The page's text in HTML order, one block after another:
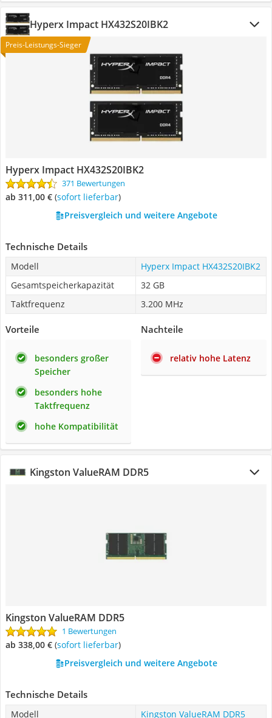
Hyperx Impact HX432S20IBK2
Preis-Leistungs-Sieger
Hyperx Impact HX432S20IBK2
371 Bewertungen
ab 311,00 € ( Sofort lieferbar)
Preisvergleich und weitere Angebote
Technische Details
Modell
Hyperx Impact HX432S20IBK2
Gesamtspeicherkapazität
32 GB
Taktfrequenz
3.200 MHz
Vorteile
besonders großer
Speicher
besonders hohe
Taktfrequenz
hohe Kompatibilität
Nachteile
relativ hohe Latenz
Kingston ValueRAM DDR5
Kingston ValueRAM DDR5
1 Bewertungen
ab 338,00 € ( Sofort lieferbar)
Preisvergleich und weitere Angebote
Technische Details
Modell
Kingston ValueRAM DDR5